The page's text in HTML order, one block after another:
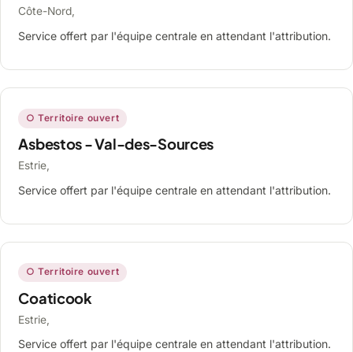
Côte-Nord,
Service offert par l'équipe centrale en attendant l'attribution.
○ Territoire ouvert
Asbestos - Val-des-Sources
Estrie,
Service offert par l'équipe centrale en attendant l'attribution.
○ Territoire ouvert
Coaticook
Estrie,
Service offert par l'équipe centrale en attendant l'attribution.